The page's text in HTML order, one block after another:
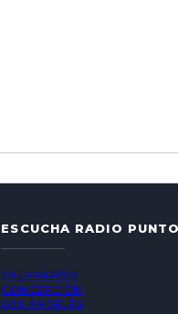
ESCUCHA RADIO
VALPARAÍSO
CONCEPCIÓN
LOS ÁNGELES